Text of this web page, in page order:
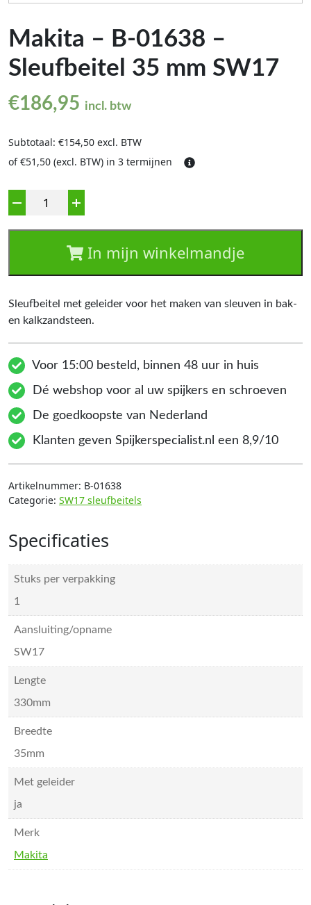
Makita – B-01638 –
Sleufbeitel 35 mm SW17
€186,95 incl. btw
Subtotaal: €154,50 excl. BTW
of €51,50 (excl. BTW) in 3 termijnen
In mijn winkelmandje
Sleufbeitel met geleider voor het maken van sleuven in bak-
en kalkzandsteen.
Voor 15:00 besteld, binnen 48 uur in huis
Dé webshop voor al uw spijkers en schroeven
De goedkoopste van Nederland
Klanten geven Spijkerspecialist.nl een 8,9/10
Artikelnummer: B-01638
Categorie: SW17 sleufbeitels
Specificaties
Stuks per verpakking
1
Aansluiting/opname
SW17
Lengte
330mm
Breedte
35mm
Met geleider
ja
Merk
Makita